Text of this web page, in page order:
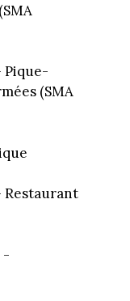
Pique-
(SMA
Restaurant
-